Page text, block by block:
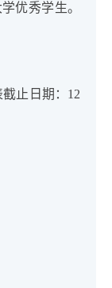
优秀学生。
截止日期：12